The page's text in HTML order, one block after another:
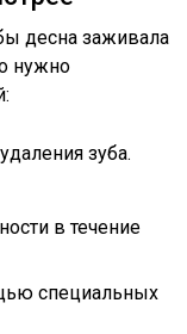
десна заживала
нужно
зуба.
в течение
специальных